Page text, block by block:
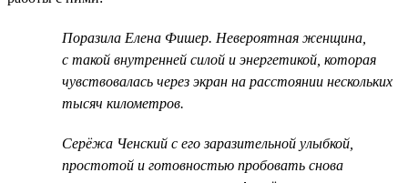
Поразила Елена Фишер. Невероятная женщина,
с такой внутренней силой и энергетикой, которая
чувствовалась через экран на расстоянии нескольких
тысяч километров.
Серёжа Ченский с его заразительной улыбкой,
простотой и готовностью пробовать снова